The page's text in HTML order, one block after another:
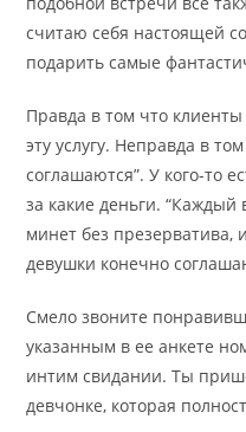
считаю себя настоящей
подарить самые
Правда в том что
эту услугу. Неправда в
соглашаются”. У кого-то
за какие деньги.
минет без презерватива,
девушки конечно
Смело звоните
указанным в ее анкете
интим свидании. Ты
девчонке, которая